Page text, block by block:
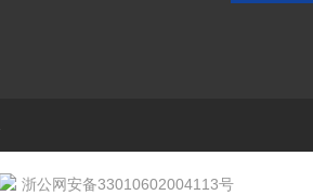
浙公网安备33010602004113号